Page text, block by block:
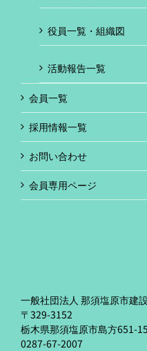
役員一覧・組織図
活動報告一覧
会員一覧
採用情報一覧
お問い合わせ
会員専用ページ
一般社団法人 那須塩原市建
〒329-3152
栃木県那須塩原市島方651-15
0287-67-2007